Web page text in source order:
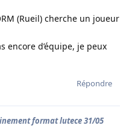
(Rueil) cherche un joueur
encore d’équipe, je peux
Répondre
format lutece 31/05